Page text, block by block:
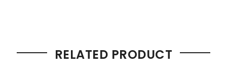
RELATED PRODUCT